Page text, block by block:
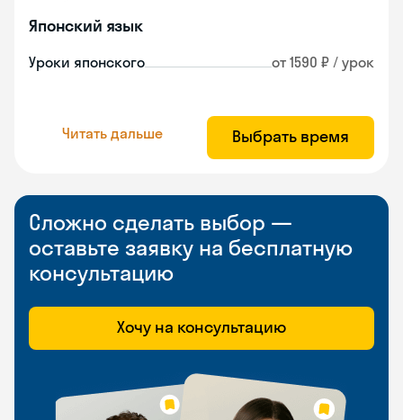
Японский язык
Уроки японского от 1590 ₽ / урок
Читать дальше Выбрать время
Сложно сделать выбор —
оставьте заявку на бесплатную
консультацию
Хочу на консультацию